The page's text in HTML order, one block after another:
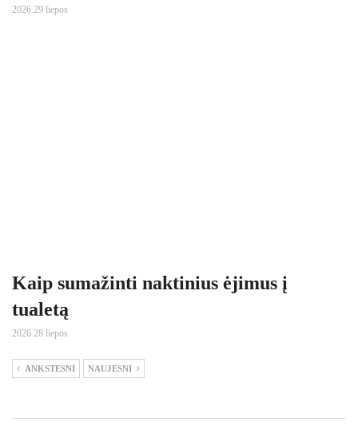
2026 29 liepos
Kaip sumažinti naktinius ėjimus į
tualetą
2026 28 liepos
ANKSTESNI NAUJESNI